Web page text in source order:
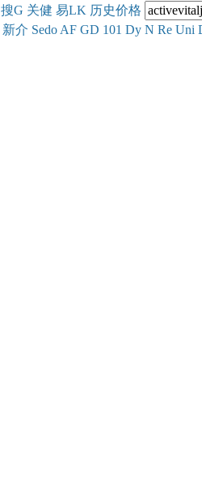
搜G 关健 易LK 历史价格
新介 Sedo AF GD 101 Dy N Re Uni